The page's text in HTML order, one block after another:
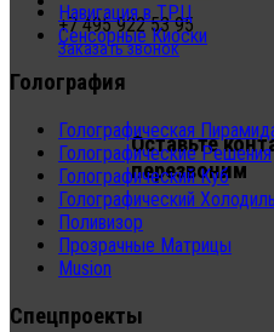
+7 495 922 53 95
Заказать звонок
Оставьте
перезвоним
Навигация в ТРЦ
Сенсорные Киоски
Голография
Голографическая
Голографические Решения
Голографический Куб
Голографический
Поливизор
Прозрачные Матрицы
Musion
Спецпроекты